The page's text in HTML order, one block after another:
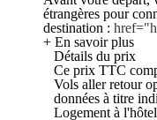
étrangères pour
destination :
+ En savoir plus
Détails du prix
Ce prix TTC
Vols aller retour
données à titre
Logement à